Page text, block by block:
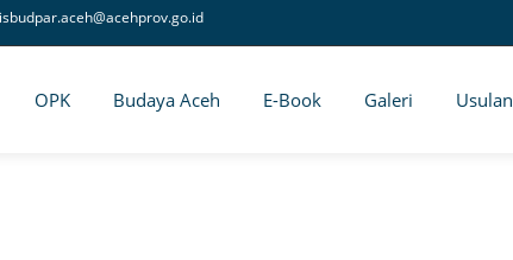
OPK Budaya Aceh E-Book Galeri Usulan